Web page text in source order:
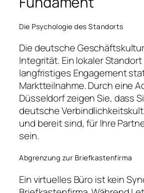
Die Psychologie des Standorts
Die deutsche
Integrität. Ein lokaler
langfristiges Engagement
Marktteilnahme. Durch eine
Düsseldorf zeigen Sie, dass
deutsche
und bereit sind, für Ihre
sein.
Abgrenzung zur Briefkastenfirma
Ein virtuelles Büro ist kein